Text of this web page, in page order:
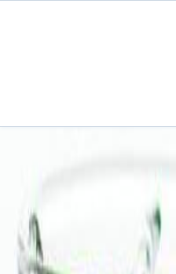
EVENTO
BOLSA DE TRABAJO